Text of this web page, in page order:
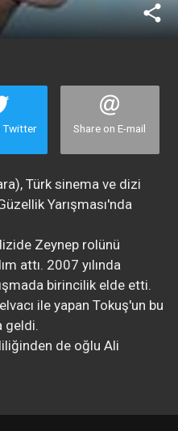
share
Twitter Share on E-mail
Türk sinema ve dizi
Yarışması'nda
Zeynep rolünü
attı. 2007 yılında
birincilik elde etti.
ile yapan Tokuş'un bu
geldi.
de oğlu Ali